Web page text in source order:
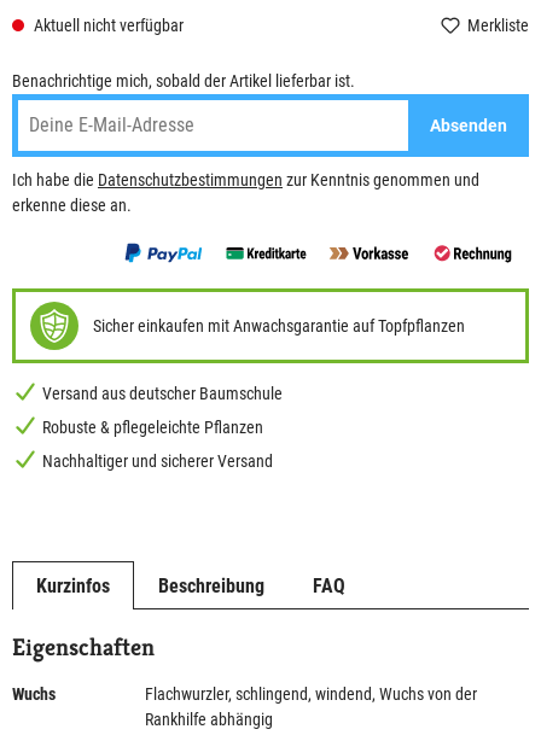
Aktuell nicht verfügbar
Merkliste
Benachrichtige mich, sobald der Artikel lieferbar ist.
Absenden
Ich habe die Datenschutzbestimmungen zur Kenntnis genommen und
erkenne diese an.
Sicher einkaufen mit Anwachsgarantie auf Topfpflanzen
Versand aus deutscher Baumschule
Robuste & pflegeleichte Pflanzen
Nachhaltiger und sicherer Versand
Kurzinfos Beschreibung FAQ
Eigenschaften
Wuchs
Flachwurzler, schlingend, windend, Wuchs von der
Rankhilfe abhängig